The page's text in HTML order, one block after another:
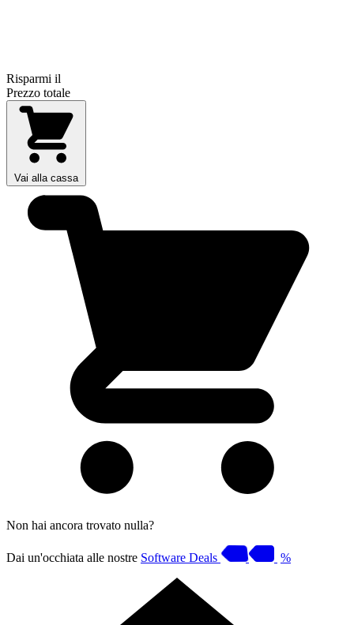
Risparmi il
Prezzo totale
Vai alla cassa
Non hai ancora trovato nulla?
Dai un'occhiata alle nostre Software Deals %